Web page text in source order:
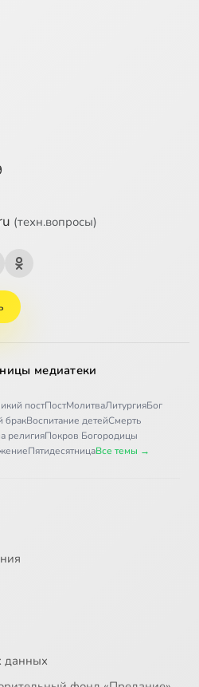
(техн.вопросы)
медиатеки
постПостМолитваЛитургияБог
бракВоспитание детейСмерть
религияПокров Богородицы
ПятидесятницаВсе темы →
данных